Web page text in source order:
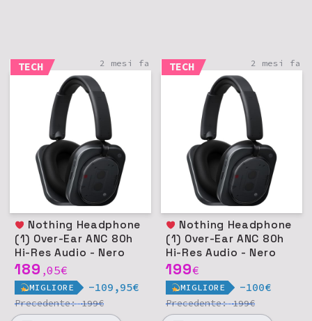
TECH 2 mesi fa
(1) Over-Ear ANC 80h
Hi-Res Audio - Nero
189 ,05€
MIGLIORE -109,95€
Precedente:199€
TECH 2 mesi fa
(1) Over-Ear ANC 80h
Hi-Res Audio - Nero
199€
MIGLIORE -100€
Precedente:199€